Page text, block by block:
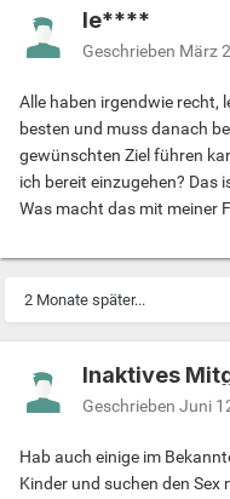
le****
Geschrieben März
Alle haben irgendwie recht,
besten und muss danach
gewünschten Ziel führen
ich bereit einzugehen? Das
Was macht das mit meiner
2 Monate später...
Inaktives
Geschrieben Juni
Hab auch einige im
Kinder und suchen den